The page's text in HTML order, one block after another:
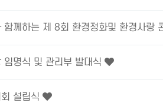
함께하는 제 8회 환경정화및 환경사랑
임명식 및 관리부 발대식
설립식